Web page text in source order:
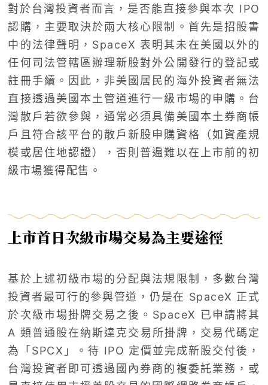
對於台灣投資者而言，是否能直接參與本次 IPO
認購，主要取決於兩大核心限制。首先是招股書
中的法律聲明，SpaceX 表明其未在美國以外的
任何司法管轄區辦理新股對外公開發行的登記或
註冊手續。因此，非美國居民的海外投資者無法
直接透過美國本土管道進行一級市場的申購。台
灣散戶若欲參與，通常必須具備美國本土券商帳
戶且符合該平台的散戶新股申購資格（如資產規
模或居住地認證），否則普遍難以在上市前的初
級市場獲得配售。
上市首日次級市場交易為主要途徑
基於上述初級市場的分配與法規限制，多數台灣
投資者最可行的參與管道，仍是在 SpaceX 正式
於次級市場掛牌交易之後。SpaceX 已申請將其
A 類普通股在納斯達克交易所掛牌，交易代碼定
為「SPCX」。待 IPO 定價並完成新股交付後，
台灣投資者即可透過國內券商的複委託業務，或